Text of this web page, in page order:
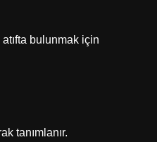
tanımlanır.